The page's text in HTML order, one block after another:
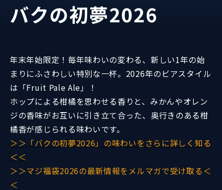
バクの初夢2026
年末年始限定！毎年味わいの変わる、新しい1年の始
まりにふさわしい特別な一杯。2026年のビアスタイル
は「Fruit Pale Ale」！
ホップによる柑橘を思わせる香りと、みかんやオレン
ジの香味がお互いに引き立て合った、奥行きのある柑
橘香が感じられる味わいです。
＞＞「バクの初夢2026」の味わいをさらに詳しく知る
＜＜
＞＞マジ福袋2026の最新情報をメルマガで受け取る＜
＜